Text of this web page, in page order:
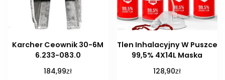
Karcher Ceownik 30-6M
6.233-083.0
184,99zł
Tlen Inhalacyjny W Puszce
99,5% 4X14L Maska
128,90zł